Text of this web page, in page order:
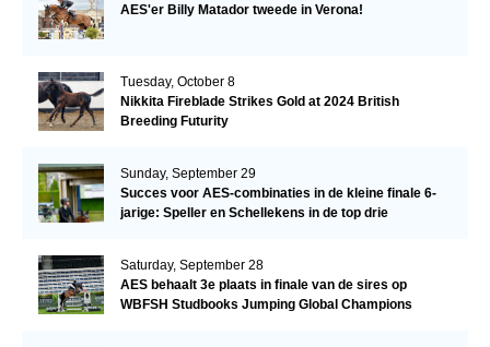
AES'er Billy Matador tweede in Verona!
Tuesday, October 8
Nikkita Fireblade Strikes Gold at 2024 British
Breeding Futurity
Sunday, September 29
Succes voor AES-combinaties in de kleine finale 6-
jarige: Speller en Schellekens in de top drie
Saturday, September 28
AES behaalt 3e plaats in finale van de sires op
WBFSH Studbooks Jumping Global Champions